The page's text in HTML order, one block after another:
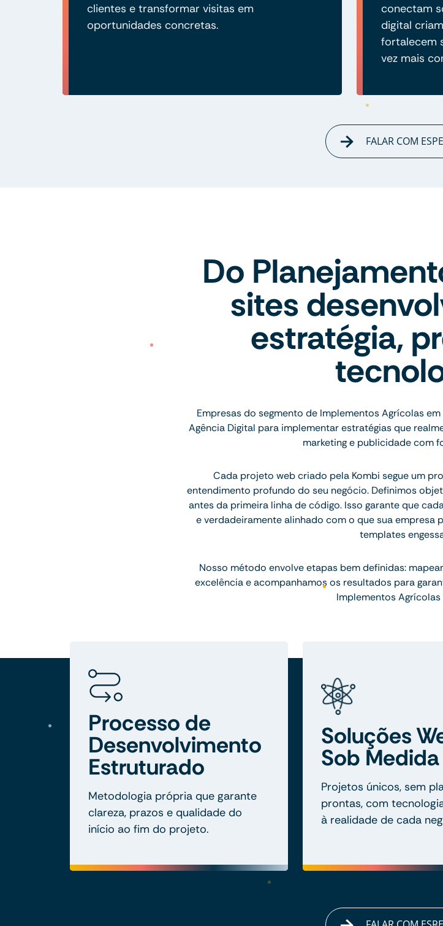
clientes e transformar visitas em
oportunidades concretas.
conectam
digital
fortalecem
vez mais
FALAR COM
Do
sites
estratégia,
Empresas do segmento de Implementos Agrícolas
Agência Digital para implementar estratégias que
marketing e publicidade com
Cada projeto web criado pela Kombi segue um
entendimento profundo do seu negócio. Definimos
antes da primeira linha de código. Isso garante que
e verdadeiramente alinhado com o que sua
templates
Nosso método envolve etapas bem definidas:
excelência e acompanhamos os resultados para
Implementos Agrícolas
Processo de
Desenvolvimento
Estruturado
Metodologia própria que garante
clareza, prazos e qualidade do
início ao fim do projeto.
Soluções
Sob Medida
Projetos únicos, sem
prontas, com
à realidade de cada